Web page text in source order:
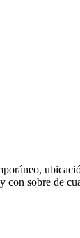
sobre de